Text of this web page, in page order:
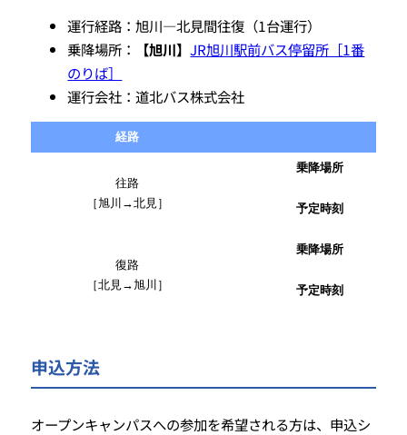
運行経路：旭川―北見間往復（1台運行）
乗降場所：
【旭川】JR旭川駅前バス停留所［1番
のりば］
運行会社：道北バス株式会社
経路
往路
［旭川→北見］
乗降場所
予定時刻
復路
［北見→旭川］
乗降場所
予定時刻
申込方法
オープンキャンパスへの参加を希望される方は、申込シ